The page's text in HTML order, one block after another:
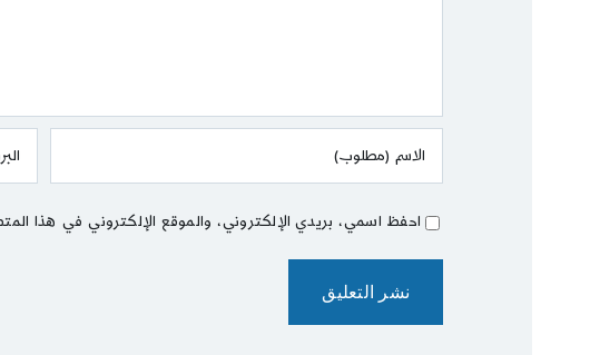
احفظ اسمي، بريدي الإلكتروني، والموقع الإلكتروني في هذا